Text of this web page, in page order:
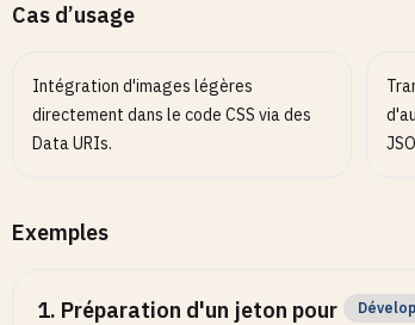
Cas d’usage
Intégration d'images légères
directement dans le code CSS via des
Data URIs.
Exemples
1. Préparation d'un jeton pour